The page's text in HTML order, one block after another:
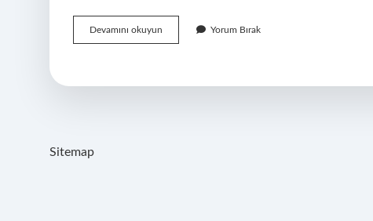
Devamını okuyun Zeytinyağı
Göz
Iyi
Yorum Bırak
Sitemap